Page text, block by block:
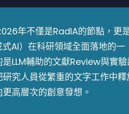
年不僅是RadIA的節點，更
式AI）在科研領域全面落地的一
LLM輔助的文獻Review與實
研究人員從繁重的文字工作中釋
高層次的創意發想。